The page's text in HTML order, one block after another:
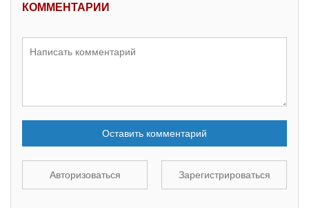
КОММЕНТАРИИ
Оставить комментарий
Авторизоваться Зарегистрироваться